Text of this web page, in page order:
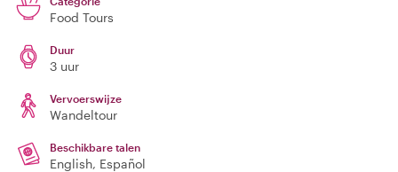
Food Tours
Duur
3 uur
Vervoerswijze
Wandeltour
Beschikbare talen
English, Español